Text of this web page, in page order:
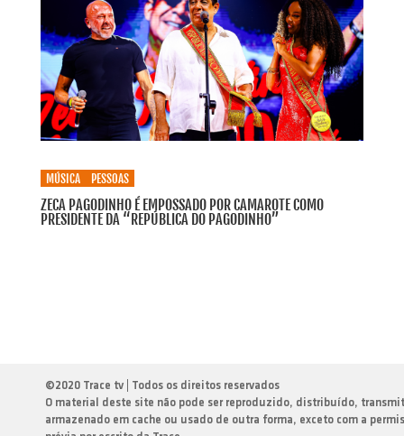
MÚSICA PESSOAS
ZECA PAGODINHO É EMPOSSADO POR CAMAROTE COMO
PRESIDENTE DA “REPÚBLICA DO PAGODINHO”
©2020 Trace tv | Todos os direitos reservados
O material deste site não pode ser reproduzido, distribuído,
armazenado em cache ou usado de outra forma, exceto com a